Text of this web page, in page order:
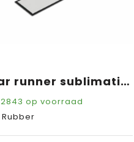
Bar runner sublimatie 88 x 25 cm
2843 op voorraad
Rubber